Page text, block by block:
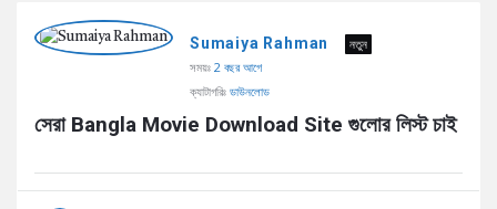
AddaBuzz.net
Latest
Sumaiya Rahman
নতুন
সময়ঃ 2 বছর আগে
ক্যাটাগরিঃ ডাউনলোড
সেরা Bangla Movie Download Site গুলোর লিস্ট চাই